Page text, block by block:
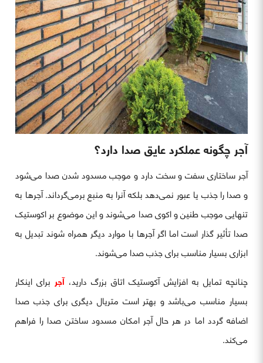
آجر چگونه عملکرد عایق صدا دارد؟
آجر ساختاری سفت و سخت دارد و موجب مسدود شدن صدا می‌شود
و صدا را جذب یا عبور نمی‌دهد بلکه آنرا به منبع برمی‌گرداند. آجرها به
تنهایی موجب طنین و اکوی صدا می‌شوند و این موضوع بر اکوستیک
صدا تأثیر گذار است اما اگر آجرها با موارد دیگر همراه شوند تبدیل به
ابزاری بسیار مناسب برای جذب صدا می‌شوند.
چنانچه تمایل به افزایش آکوستیک اتاق بزرگ دارید،آجربرای اینکار
بسیار مناسب می‌باشد و بهتر است متریال دیگری برای جذب صدا
اضافه گردد اما در هر حال آجر امکان مسدود ساختن صدا را فراهم
می‌کند.